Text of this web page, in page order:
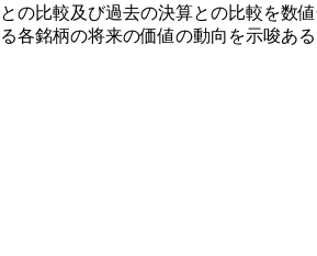
の比較及び過去の決算との比較を数
各銘柄の将来の価値の動向を示唆あ